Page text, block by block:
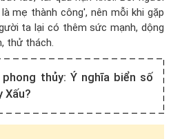
mẹ thành công', nên mỗi khi gặp
ta lại có thêm sức mạnh, dộng
thử thách.
thủy: Ý nghĩa biển số
Xấu?